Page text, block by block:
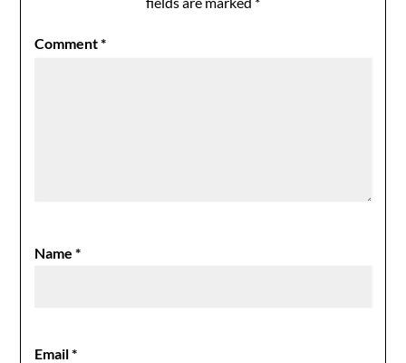
Comment*
Name*
Email*